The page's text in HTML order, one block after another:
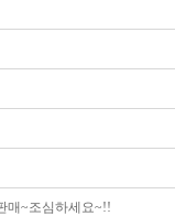
매~조심하세요~!!